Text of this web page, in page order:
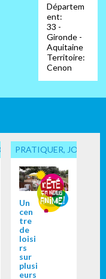
Départem
ent:
33 -
Gironde -
Aquitaine
Territoire:
Cenon
ENSEMBLE
PRATIQUER, JOUER...
Un
cen
tre
de
loisi
rs
sur
plusi
eurs